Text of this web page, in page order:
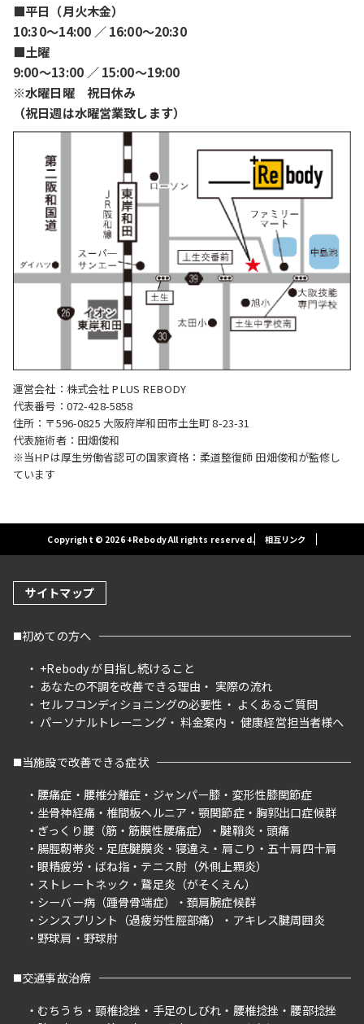
■平日（月火木金）
10:30〜14:00 ／ 16:00〜20:30
■土曜
9:00〜13:00 ／ 15:00〜19:00
※水曜日曜 祝日休み
（祝日週は水曜営業致します）
運営会社：株式会社 PLUS REBODY
代表番号：072-428-5858
住所：〒596-0825 大阪府岸和田市土生町 8-23-31
代表施術者：田畑俊和
※当HPは厚生労働省認可の国家資格：柔道整復師 田畑俊和が監修し
ています
Copyright © 2026 +Rebody All rights reserved. 相互リンク
サイトマップ
初めての方へ
+Rebody が目指し続けること
あなたの不調を改善できる理由
実際の流れ
セルフコンディショニングの必要性
よくあるご質問
パーソナルトレーニング
料金案内 健康経営担当者様へ
当施設で改善できる症状
腰痛症
腰椎分離症 ジャンパー膝
変形性膝関節症
坐骨神経痛
椎間板ヘルニア 顎関節症
胸郭出口症候群
ぎっくり腰（筋・筋膜性腰痛症）
腱鞘炎
頭痛
腸脛靭帯炎
足底腱膜炎 寝違え 肩こり
五十肩四十肩
眼精疲労
ばね指
テニス肘（外側上顆炎）
ストレートネック
鵞足炎（がそくえん）
シーバー病（踵骨骨端症）
頚肩腕症候群
シンスプリント（過疲労性脛部痛）
アキレス腱周囲炎
野球肩
野球肘
交通事故治療
むちうち
頸椎捻挫 手足のしびれ 腰椎捻挫
腰部捻挫